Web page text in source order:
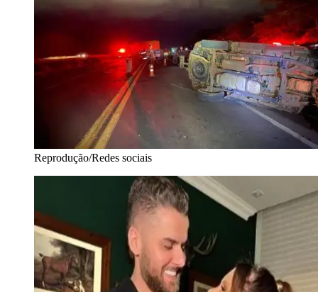
Reprodução/Redes sociais